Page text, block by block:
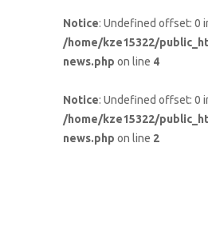
Notice: Undefined offset: 0
/home/kze15322/
news.php on line 4
Notice: Undefined offset: 0
/home/kze15322/
news.php on line 2